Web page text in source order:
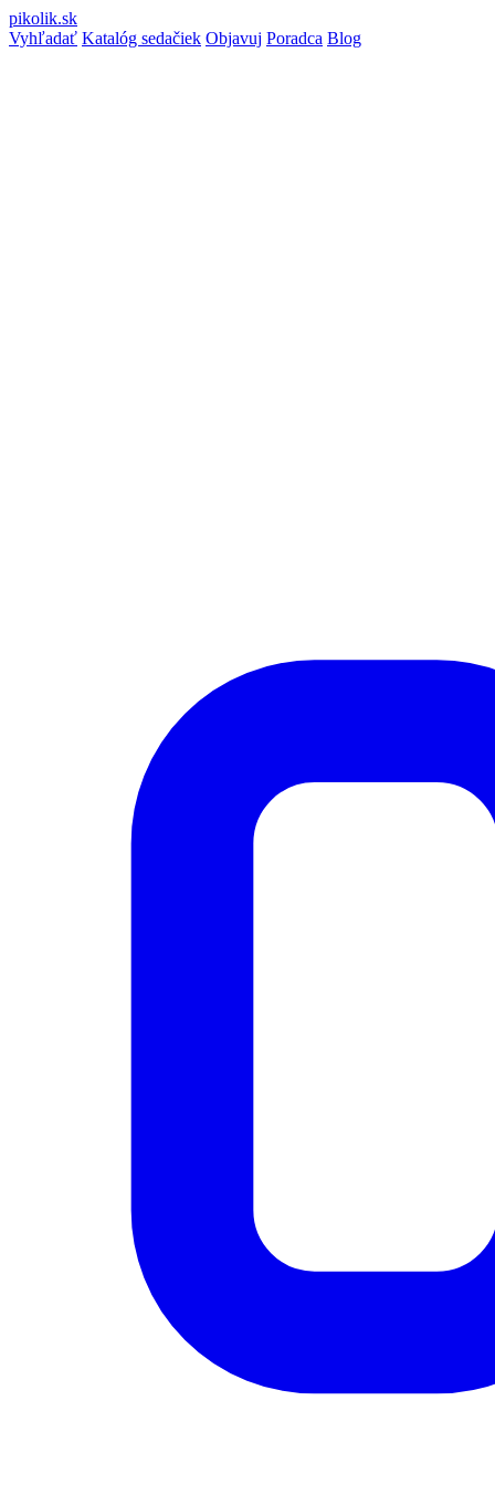
pikolik.sk
Vyhľadať Katalóg sedačiek Objavuj Poradca Blog